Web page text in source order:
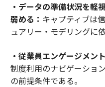
・データの準備状況を軽
弱める： キャプティブは
ュアリー・モデリングに
・従業員エンゲージメン
制度利用のナビゲーショ
の前提条件である。